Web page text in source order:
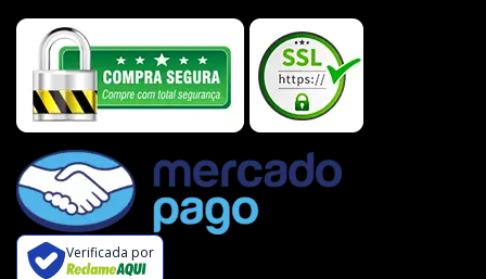
Verificada por